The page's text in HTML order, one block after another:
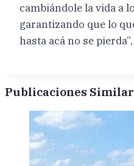
cambiándole la vida a
garantizando que lo
hasta acá no se
Publicaciones